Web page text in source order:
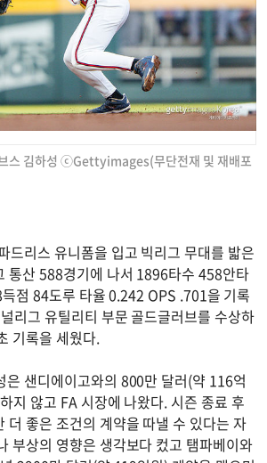
스 김하성 ⓒGettyimages(무단전재 및 재배포
드리스 유니폼을 입고 빅리그 무대를 밟은
통산 588경기에 나서 1896타수 458안타
점 84도루 타율 0.242 OPS .701을 기록
리그 유틸리티 부문 골드글러브를 수상하
기록을 세웠다.
샌디에이고와의 800만 달러(약 116억
지 않고 FA 시장에 나왔다. 시즌 종료 후
더 좋은 조건의 계약을 따낼 수 있다는 자
부상의 영향은 생각보다 컸고 탬파베이와